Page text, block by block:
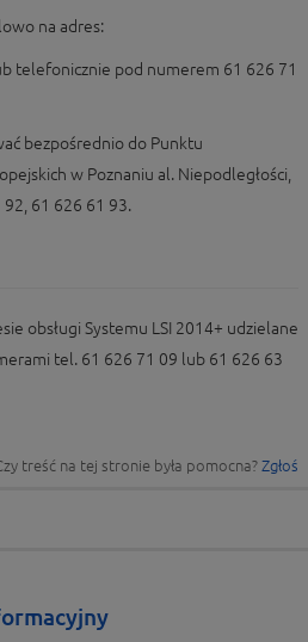
na adres:
telefonicznie pod numerem 61 626 71
bezpośrednio do Punktu
w Poznaniu al. Niepodległości,
61 626 61 93.
obsługi Systemu LSI 2014+ udzielane
tel. 61 626 71 09 lub 61 626 63
treść na tej stronie była pomocna? Zgłoś